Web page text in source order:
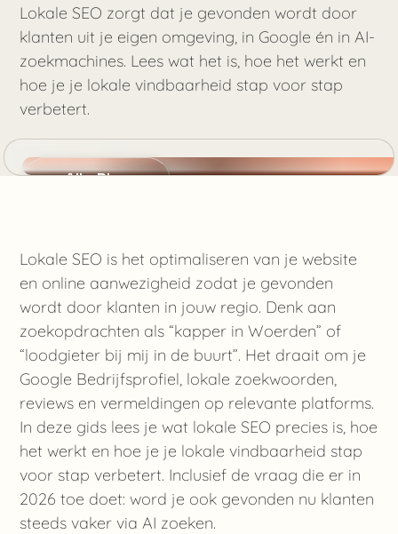
Lokale SEO zorgt dat je gevonden wordt door
klanten uit je eigen omgeving, in Google én in AI-
zoekmachines. Lees wat het is, hoe het werkt en
hoe je je lokale vindbaarheid stap voor stap
verbetert.
Geschreven door Benjamin
juni 12, 2026
Alle Blogs
Lokale SEO is het optimaliseren van je website
en online aanwezigheid zodat je gevonden
wordt door klanten in jouw regio. Denk aan
zoekopdrachten als “kapper in Woerden” of
“loodgieter bij mij in de buurt”. Het draait om je
Google Bedrijfsprofiel, lokale zoekwoorden,
reviews en vermeldingen op relevante platforms.
In deze gids lees je wat lokale SEO precies is, hoe
het werkt en hoe je je lokale vindbaarheid stap
voor stap verbetert. Inclusief de vraag die er in
2026 toe doet: word je ook gevonden nu klanten
steeds vaker via AI zoeken.